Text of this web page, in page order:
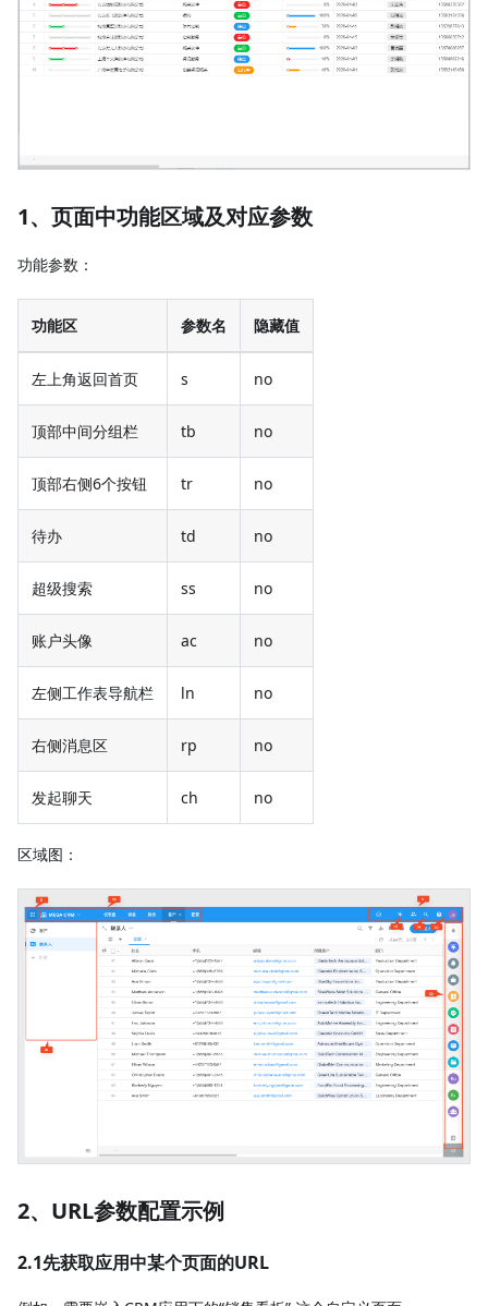
1、页面中功能区域及对应参数
功能参数：
功能区 参数名 隐藏值
左上角返回首页 s no
顶部中间分组栏 tb no
顶部右侧6个按钮 tr no
待办 td no
超级搜索 ss no
账户头像 ac no
左侧工作表导航栏 ln no
右侧消息区 rp no
发起聊天 ch no
区域图：
2、URL参数配置示例
2.1先获取应用中某个页面的URL